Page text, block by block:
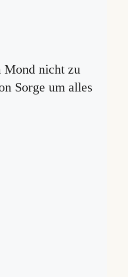
Mond nicht zu
Sorge um alles